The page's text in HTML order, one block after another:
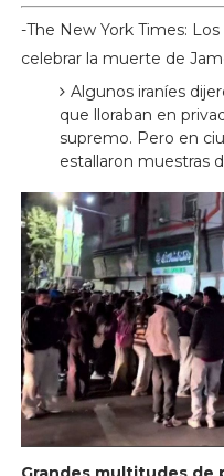
-The New York Times: Los
celebrar la muerte de
Algunos iraníes
que lloraban en
supremo. Pero en
estallaron muestras